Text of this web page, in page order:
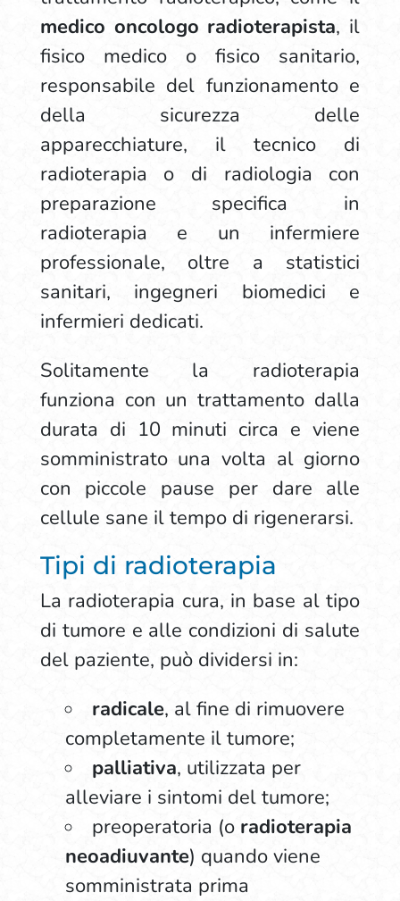
medico oncologo radioterapista, il
fisico medico o fisico sanitario,
responsabile del funzionamento e
della sicurezza delle
apparecchiature, il tecnico di
radioterapia o di radiologia con
preparazione specifica in
radioterapia e un infermiere
professionale, oltre a statistici
sanitari, ingegneri biomedici e
infermieri dedicati.
Solitamente la radioterapia
funziona con un trattamento dalla
durata di 10 minuti circa e viene
somministrato una volta al giorno
con piccole pause per dare alle
cellule sane il tempo di rigenerarsi.
Tipi di radioterapia
La radioterapia cura, in base al tipo
di tumore e alle condizioni di salute
del paziente, può dividersi in:
radicale, al fine di rimuovere
completamente il tumore;
palliativa, utilizzata per
alleviare i sintomi del tumore;
preoperatoria (o radioterapia
neoadiuvante) quando viene
somministrata prima